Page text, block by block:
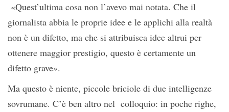
«Quest’ultima cosa non l’avevo mai notata. Che il
giornalista abbia le proprie idee e le applichi alla realtà
non è un difetto, ma che si attribuisca idee altrui per
ottenere maggior prestigio, questo è certamente un
difetto grave».
Ma questo è niente, piccole briciole di due intelligenze
sovrumane. C’è ben altro nel colloquio: in poche righe,